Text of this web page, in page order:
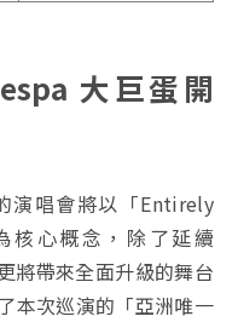
大巨蛋開
演唱會將以「Entirely
核心概念，除了延續
將帶來全面升級的舞台
本次巡演的「亞洲唯一